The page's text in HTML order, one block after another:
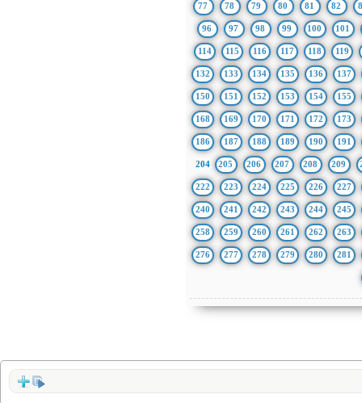
77 78 79 80 81 82
96 97 98 99 100 101
114 115 116 117 118 119
132 133 134 135 136 137
150 151 152 153 154 155
168 169 170 171 172 173
186 187 188 189 190 191
204 205 206 207 208 209
222 223 224 225 226 227
240 241 242 243 244 245
258 259 260 261 262 263
276 277 278 279 280 281